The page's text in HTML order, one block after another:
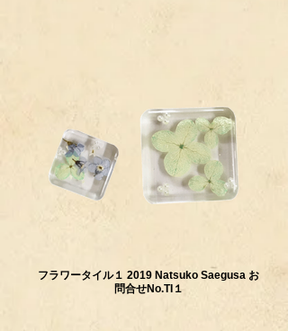
フラワータイル１ 2019 Natsuko Saegusa お
問合せNo.TI１